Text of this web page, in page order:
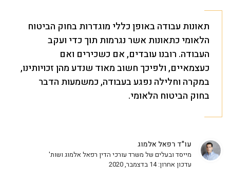
תאונות עבודה באופן כללי מוגדרות בחוק הביטוח
הלאומי כתאונות אשר נגרמות תוך כדי ועקב
העבודה. רובנו עובדים, אם כשכירים ואם
כעצמאיים, ולפיכך חשוב מאוד שנדע מהן זכויותינו,
במקרה וחלילה נפגע בעבודה, כמשמעות הדבר
בחוק הביטוח הלאומי.
עו"ד רפאל אלמוג
מייסד ובעלים של משרד עורכי הדין רפאל אלמוג ושות'
עדכון אחרון: 14 בדצמבר, 2020